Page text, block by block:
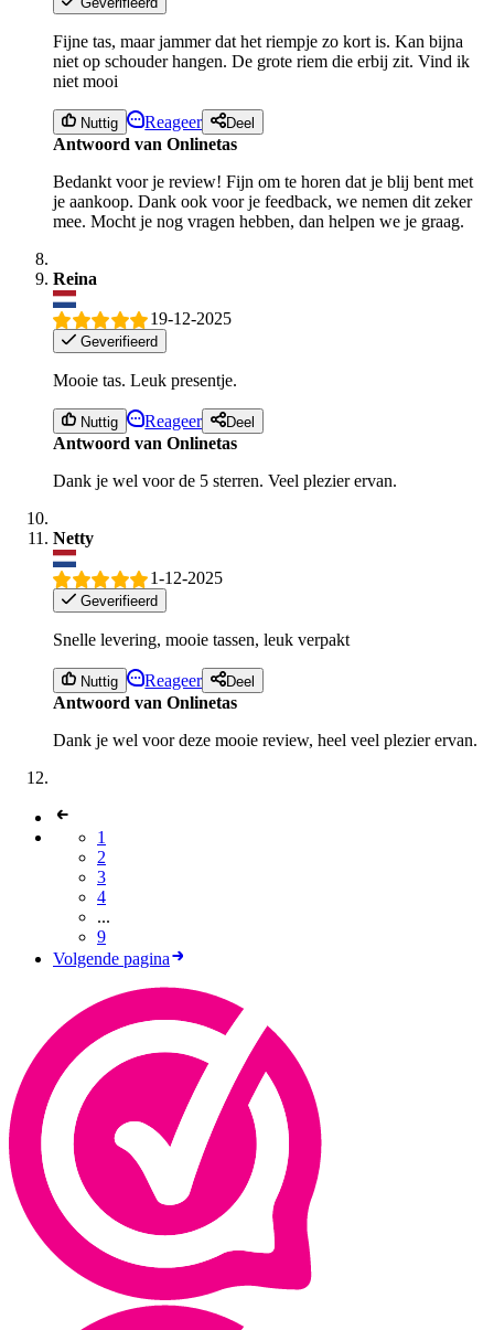
Fijne tas, maar jammer dat het riempje zo kort is. Kan bijna
niet op schouder hangen. De grote riem die erbij zit. Vind ik
niet mooi
Nuttig Reageer Deel
Antwoord van Onlinetas
Bedankt voor je review! Fijn om te horen dat je blij bent met
je aankoop. Dank ook voor je feedback, we nemen dit zeker
mee. Mocht je nog vragen hebben, dan helpen we je graag.
Reina
19-12-2025
Geverifieerd
Mooie tas. Leuk presentje.
Nuttig Reageer Deel
Antwoord van Onlinetas
Dank je wel voor de 5 sterren. Veel plezier ervan.
Netty
1-12-2025
Geverifieerd
Snelle levering, mooie tassen, leuk verpakt
Nuttig Reageer Deel
Antwoord van Onlinetas
Dank je wel voor deze mooie review, heel veel plezier ervan.
1
2
3
4
...
9
Volgende pagina